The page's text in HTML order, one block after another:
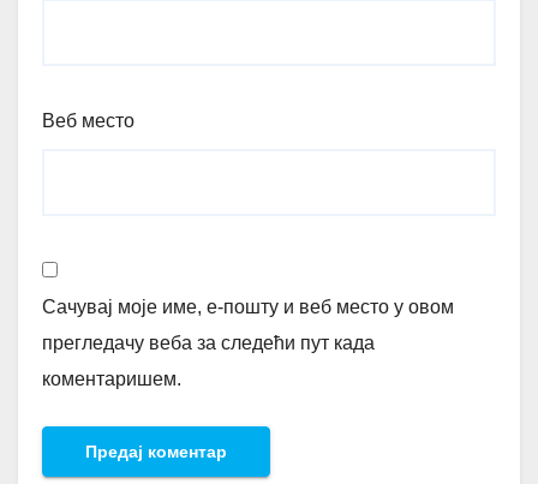
Веб место
Сачувај моје име, е-пошту и веб место у овом
прегледачу веба за следећи пут када
коментаришем.